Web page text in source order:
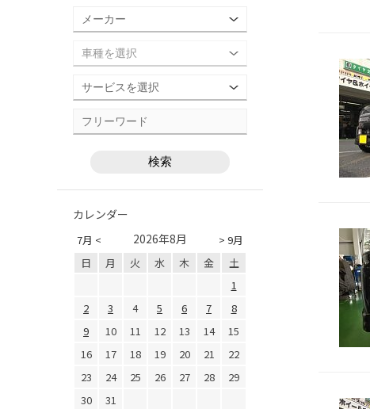
カレンダー
7月 < > 9月
2026年8月
日 月 火 水 木 金
土
1
2
3 4 5 6 7
8
9
10 11 12 13 14
15
16
17 18 19 20 21
22
23
24 25 26 27 28
29
30
31